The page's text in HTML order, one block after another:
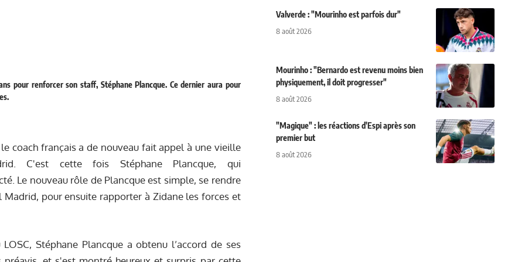
pour renforcer son staff, Stéphane Plancque. Ce dernier aura pour
coach français a de nouveau fait appel à une vieille
C'est cette fois Stéphane Plancque, qui
Le nouveau rôle de Plancque est simple, se rendre
Madrid, pour ensuite rapporter à Zidane les forces et
Stéphane Plancque a obtenu l’accord de ses
Valverde : "Mourinho est parfois dur"
8 août 2026
Mourinho : "Bernardo est revenu moins bien
physiquement, il doit progresser"
8 août 2026
"Magique" : les réactions d'Espi après son
premier but
8 août 2026